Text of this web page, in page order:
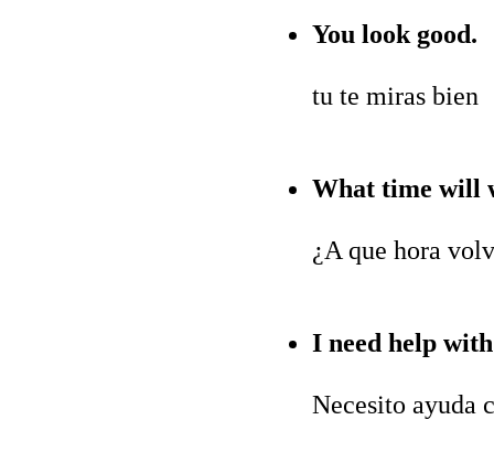
You look good.
tu te miras bien
What time will
¿A que hora
I need help with
Necesito ayuda